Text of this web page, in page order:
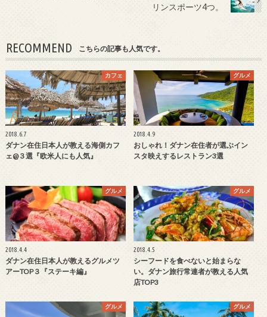
リンスポーツ4つ。
RECOMMEND こちらの記事も人気です。
カフェ
2018.6.7
ダナン在住日本人が教える海側カフ
ェ@３選『欧米人にも人気』
グルメ
2018.4.9
おしゃれ！ダナン在住者が選ぶイン
スタ映えするレストラン3選
グルメ
2018.4.4
ダナン在住日本人が教えるグルメツ
アーTOP３『ステーキ編』
グルメ
2018.4.5
シーフードを食べないと始まらな
い。ダナン旅行常連者が教える人気
店TOP3
グルメ グルメ